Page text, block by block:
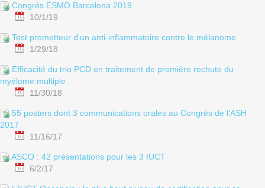
Congrès ESMO Barcelona 2019
10/1/19
Test prometteur d'un anti-inflammatoire contre le mélanome
1/29/18
Efficacité du trio PCD en traitement de première rechute du
myélome multiple
11/30/18
55 posters dont 3 communications orales au Congrès de l’ASH
2017
11/16/17
ASCO : 42 présentations pour les 3 IUCT
6/2/17